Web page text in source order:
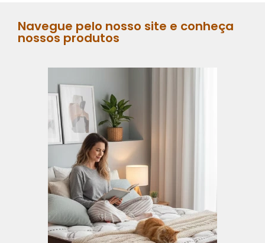
Navegue pelo nosso site e conheça
nossos produtos